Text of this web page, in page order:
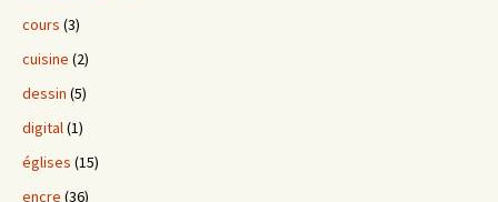
cours (3)
cuisine (2)
dessin (5)
digital(1)
églises (15)
encre (36)